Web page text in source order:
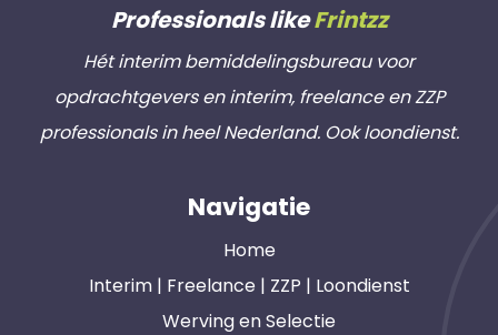
Professionals likeFrintzz
Hét interim bemiddelingsbureau voor
opdrachtgevers en interim, freelance en ZZP
professionals in heel Nederland. Ook loondienst.
Navigatie
Home
Interim | Freelance | ZZP | Loondienst
Werving en Selectie